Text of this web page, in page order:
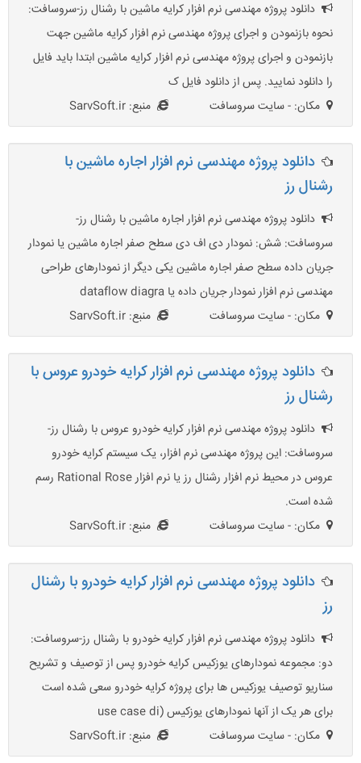
دانلود پروژه مهندسی نرم افزار کرایه ماشین با رشنال رز-سروسافت:
نحوه بازنمودن و اجرای پروژه مهندسی نرم افزار کرایه ماشین جهت
بازنمودن و اجرای پروژه مهندسی نرم افزار کرایه ماشین ابتدا باید فایل
را دانلود نمایید. پس از دانلود فایل ک
مکان: - سایت سروسافت
منبع: SarvSoft.ir
دانلود پروژه مهندسی نرم افزار اجاره ماشین با
رشنال رز
دانلود پروژه مهندسی نرم افزار اجاره ماشین با رشنال رز-
سروسافت: شش: نمودار دی اف دی سطح صفر اجاره ماشین یا نمودار
جریان داده سطح صفر اجاره ماشین یکی دیگر از نمودارهای طراحی
مهندسی نرم افزار نمودار جریان داده یا dataflow diagra
مکان: - سایت سروسافت
منبع: SarvSoft.ir
دانلود پروژه مهندسی نرم افزار کرایه خودرو عروس با
رشنال رز
دانلود پروژه مهندسی نرم افزار کرایه خودرو عروس با رشنال رز-
سروسافت: این پروژه مهندسی نرم افزار، یک سیستم کرایه خودرو
عروس در محیط نرم افزار رشنال رز یا نرم افزار Rational Rose رسم
شده است.
مکان: - سایت سروسافت
منبع: SarvSoft.ir
دانلود پروژه مهندسی نرم افزار کرایه خودرو با رشنال
رز
دانلود پروژه مهندسی نرم افزار کرایه خودرو با رشنال رز-سروسافت:
دو: مجموعه نمودارهای یوزکیس کرایه خودرو پس از توصیف و تشریح
سناریو توصیف یوزکیس ها برای پروژه کرایه خودرو سعی شده است
برای هر یک از آنها نمودارهای یوزکیس (use case di
مکان: - سایت سروسافت
منبع: SarvSoft.ir